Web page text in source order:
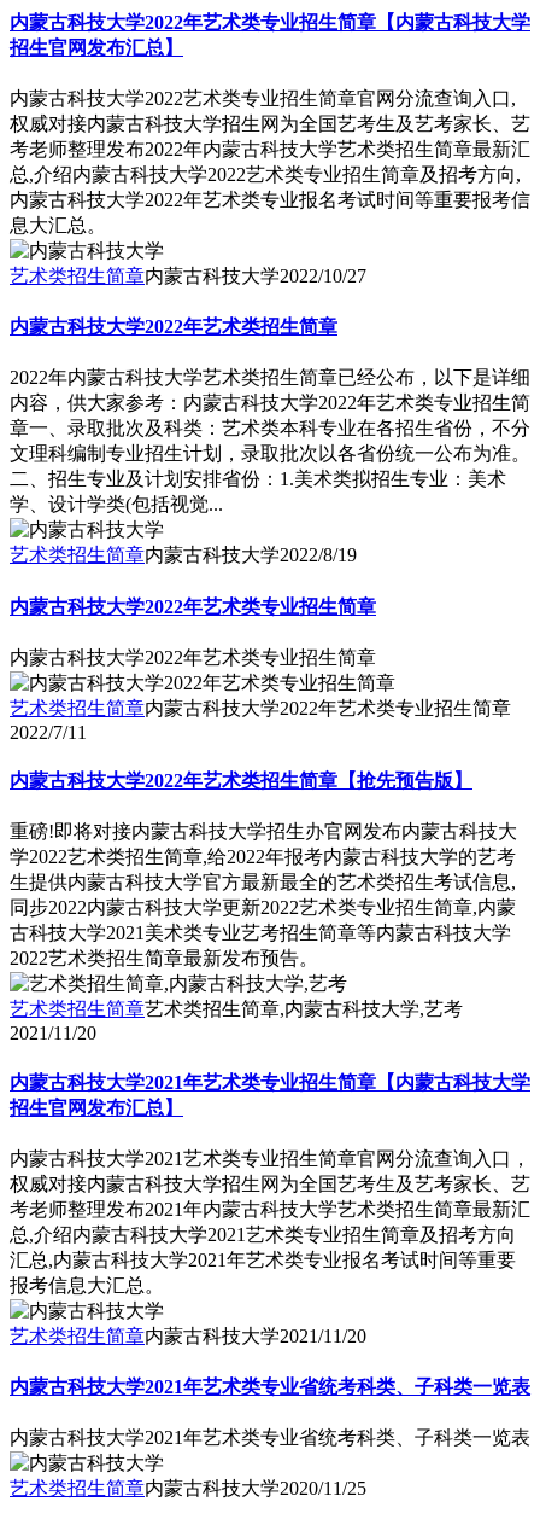
内蒙古科技大学2022年艺术类专业招生简章【内蒙古科技大学
招生官网发布汇总】
内蒙古科技大学2022艺术类专业招生简章官网分流查询入口,
权威对接内蒙古科技大学招生网为全国艺考生及艺考家长、艺
考老师整理发布2022年内蒙古科技大学艺术类招生简章最新汇
总,介绍内蒙古科技大学2022艺术类专业招生简章及招考方向,
内蒙古科技大学2022年艺术类专业报名考试时间等重要报考信
息大汇总。
艺术类招生简章内蒙古科技大学2022/10/27
内蒙古科技大学2022年艺术类招生简章
2022年内蒙古科技大学艺术类招生简章已经公布，以下是详细
内容，供大家参考：内蒙古科技大学2022年艺术类专业招生简
章一、录取批次及科类：艺术类本科专业在各招生省份，不分
文理科编制专业招生计划，录取批次以各省份统一公布为准。
二、招生专业及计划安排省份：1.美术类拟招生专业：美术
学、设计学类(包括视觉...
艺术类招生简章内蒙古科技大学2022/8/19
内蒙古科技大学2022年艺术类专业招生简章
内蒙古科技大学2022年艺术类专业招生简章
艺术类招生简章内蒙古科技大学2022年艺术类专业招生简章
2022/7/11
内蒙古科技大学2022年艺术类招生简章【抢先预告版】
重磅!即将对接内蒙古科技大学招生办官网发布内蒙古科技大
学2022艺术类招生简章,给2022年报考内蒙古科技大学的艺考
生提供内蒙古科技大学官方最新最全的艺术类招生考试信息,
同步2022内蒙古科技大学更新2022艺术类专业招生简章,内蒙
古科技大学2021美术类专业艺考招生简章等内蒙古科技大学
2022艺术类招生简章最新发布预告。
艺术类招生简章艺术类招生简章,内蒙古科技大学,艺考
2021/11/20
内蒙古科技大学2021年艺术类专业招生简章【内蒙古科技大学
招生官网发布汇总】
内蒙古科技大学2021艺术类专业招生简章官网分流查询入口，
权威对接内蒙古科技大学招生网为全国艺考生及艺考家长、艺
考老师整理发布2021年内蒙古科技大学艺术类招生简章最新汇
总,介绍内蒙古科技大学2021艺术类专业招生简章及招考方向
汇总,内蒙古科技大学2021年艺术类专业报名考试时间等重要
报考信息大汇总。
艺术类招生简章内蒙古科技大学2021/11/20
内蒙古科技大学2021年艺术类专业省统考科类、子科类一览表
内蒙古科技大学2021年艺术类专业省统考科类、子科类一览表
艺术类招生简章内蒙古科技大学2020/11/25